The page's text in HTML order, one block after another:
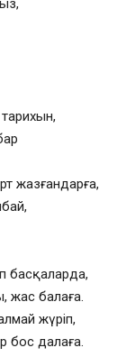
тарихын,
жазғандарға,
басқаларда,
жас балаға.
жүріп,
бос далаға.